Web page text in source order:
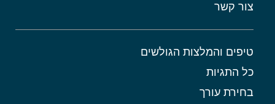
צור קשר
טיפים והמלצות הגולשים
כל התגיות
בחירת עורך